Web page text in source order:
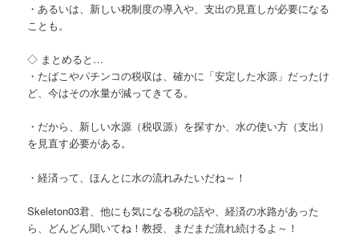
・あるいは、新しい税制度の導入や、支出の見直しが必要になる
ことも。
◇ まとめると…
・たばこやパチンコの税収は、確かに「安定した水源」だったけ
ど、今はその水量が減ってきてる。
・だから、新しい水源（税収源）を探すか、水の使い方（支出）
を見直す必要がある。
・経済って、ほんとに水の流れみたいだね～！
Skeleton03君、他にも気になる税の話や、経済の水路があった
ら、どんどん聞いてね！教授、まだまだ流れ続けるよ～！